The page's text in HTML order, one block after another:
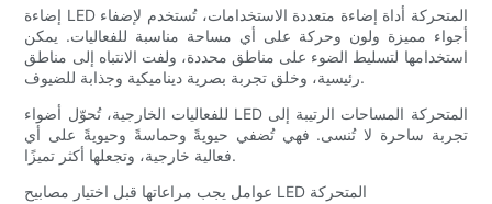
إضاءة LED المتحركة أداة إضاءة متعددة الاستخدامات، تُستخدم لإضفاء
أجواء مميزة ولون وحركة على أي مساحة مناسبة للفعاليات. يمكن
استخدامها لتسليط الضوء على مناطق محددة، ولفت الانتباه إلى مناطق
رئيسية، وخلق تجربة بصرية ديناميكية وجذابة للضيوف.
للفعاليات الخارجية، تُحوّل أضواء LED المتحركة المساحات الرتيبة إلى
تجربة ساحرة لا تُنسى. فهي تُضفي حيويةً وحماسةً وحيويةً على أي
فعالية خارجية، وتجعلها أكثر تميزًا.
عوامل يجب مراعاتها قبل اختيار مصابيح LED المتحركة